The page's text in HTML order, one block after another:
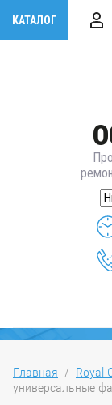
КАТАЛОГ
Главная
  /
Royal
универсальные